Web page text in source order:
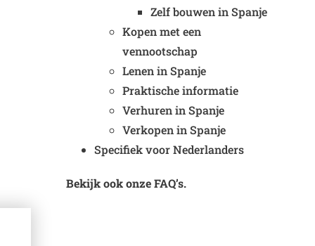
Zelf bouwen in Spanje
Kopen met een
vennootschap
Lenen in Spanje
Praktische informatie
Verhuren in Spanje
Verkopen in Spanje
Specifiek voor Nederlanders
Bekijk ook onze FAQ’s.